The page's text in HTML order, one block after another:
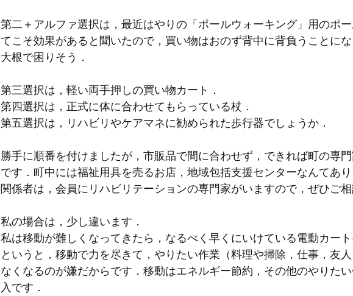
第二＋アルファ選択は，最近はやりの「ポールウォーキング」用のポ
てこそ効果があると聞いたので，買い物はおのず背中に背負うことに
大根で困りそう．
第三選択は，軽い両手押しの買い物カート．
第四選択は，正式に体に合わせてもらっている杖．
第五選択は，リハビリやケアマネに勧められた歩行器でしょうか．
勝手に順番を付けましたが，市販品で間に合わせず，できれば町の専
です．町中には福祉用具を売るお店，地域包括支援センターなんてあ
関係者は，会員にリハビリテーションの専門家がいますので，ぜひご相
私の場合は，少し違います．
私は移動が難しくなってきたら，なるべく早くにいけている電動カー
というと，移動で力を尽きて，やりたい作業（料理や掃除，仕事，友
なくなるのが嫌だからです．移動はエネルギー節約，その他のやりた
入です．